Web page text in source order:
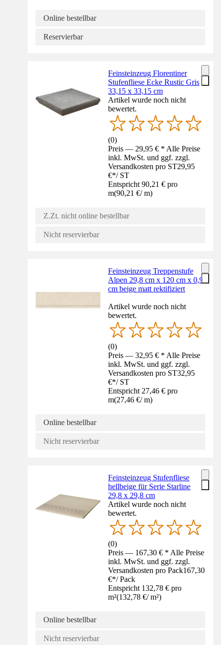
Online bestellbar
Reservierbar
Feinsteinzeug Florentiner
Stufenfliese Ecke Rustic Gris
33,15 x 33,15 cm
Artikel wurde noch nicht
bewertet.
(0)
Preis — 29,95 € * Alle Preise
inkl. MwSt. und ggf. zzgl.
Versandkosten pro ST29,95
€*/ ST
Entspricht 90,21 € pro
m(90,21 €/ m)
Z.Zt. nicht online bestellbar
Nicht reservierbar
Feinsteinzeug Treppenstufe
Alpen 29,8 cm x 120 cm x 0,9
cm beige matt rektifiziert
Artikel wurde noch nicht
bewertet.
(0)
Preis — 32,95 € * Alle Preise
inkl. MwSt. und ggf. zzgl.
Versandkosten pro ST32,95
€*/ ST
Entspricht 27,46 € pro
m(27,46 €/ m)
Online bestellbar
Nicht reservierbar
Feinsteinzeug Stufenfliese
hellbeige für Serie Starline
29,8 x 29,8 cm
Artikel wurde noch nicht
bewertet.
(0)
Preis — 167,30 € * Alle Preise
inkl. MwSt. und ggf. zzgl.
Versandkosten pro Pack167,30
€*/ Pack
Entspricht 132,78 € pro
m²(132,78 €/ m²)
Online bestellbar
Nicht reservierbar